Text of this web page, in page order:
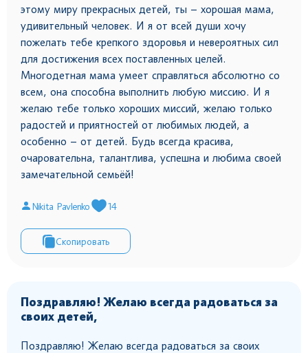
этому миру прекрасных детей, ты – хорошая мама,
удивительный человек. И я от всей души хочу
пожелать тебе крепкого здоровья и невероятных сил
для достижения всех поставленных целей.
Многодетная мама умеет справляться абсолютно со
всем, она способна выполнить любую миссию. И я
желаю тебе только хороших миссий, желаю только
радостей и приятностей от любимых людей, а
особенно – от детей. Будь всегда красива,
очаровательна, талантлива, успешна и любима своей
замечательной семьёй!
Nikita Pavlenko 14
Скопировать
Поздравляю! Желаю всегда радоваться за
своих детей,
Поздравляю! Желаю всегда радоваться за своих